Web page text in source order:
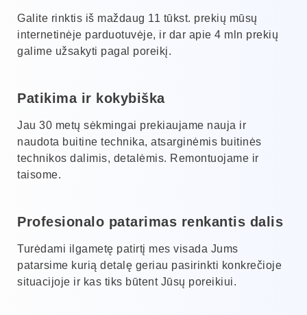
Galite rinktis iš maždaug 11 tūkst. prekių mūsų
internetinėje parduotuvėje, ir dar apie 4 mln prekių
galime užsakyti pagal poreikį.
Patikima ir kokybiška
Jau 30 metų sėkmingai prekiaujame nauja ir
naudota buitine technika, atsarginėmis buitinės
technikos dalimis, detalėmis. Remontuojame ir
taisome.
Profesionalo patarimas renkantis dalis
Turėdami ilgametę patirtį mes visada Jums
patarsime kurią detalę geriau pasirinkti konkrečioje
situacijoje ir kas tiks būtent Jūsų poreikiui.